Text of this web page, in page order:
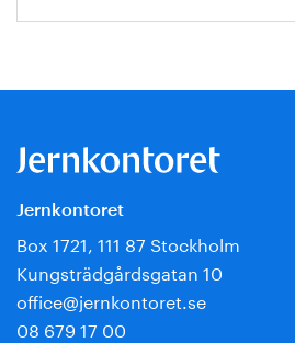
Jernkontoret
Box 1721, 111 87 Stockholm
Kungsträdgårdsgatan 10
office@jernkontoret.se
08 679 17 00